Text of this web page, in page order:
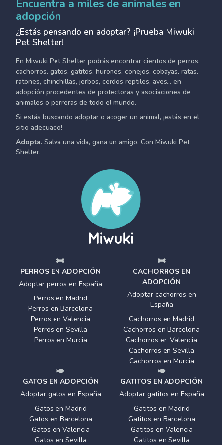
Encuentra a miles de animales en
adopción
¿Estás pensando en adoptar? ¡Prueba Miwuki
Pet Shelter!
En Miwuki Pet Shelter podrás encontrar cientos de perros,
cachorros, gatos, gatitos, hurones, conejos, cobayas, ratas,
ratones, chinchillas, jerbos, cerdos reptiles, aves... en
adopción procedentes de protectoras y asociaciones de
animales o perreras de todo el mundo.
Si estás buscando adoptar o acoger un animal, ¡estás en el
sitio adecuado!
Adopta. Salva una vida, gana un amigo. Con Miwuki Pet
Shelter.
PERROS EN ADOPCIÓN
Adoptar perros en España
Perros en Madrid
Perros en Barcelona
Perros en Valencia
Perros en Sevilla
Perros en Murcia
CACHORROS EN
ADOPCIÓN
Adoptar cachorros en
España
Cachorros en Madrid
Cachorros en Barcelona
Cachorros en Valencia
Cachorros en Sevilla
Cachorros en Murcia
GATOS EN ADOPCIÓN
Adoptar gatos en España
Gatos en Madrid
Gatos en Barcelona
Gatos en Valencia
Gatos en Sevilla
GATITOS EN ADOPCIÓN
Adoptar gatitos en España
Gatitos en Madrid
Gatitos en Barcelona
Gatitos en Valencia
Gatitos en Sevilla